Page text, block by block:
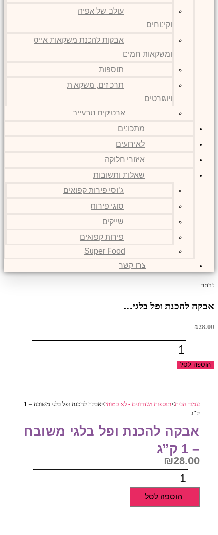
עולם של אפיה
וקינוחים
אבקות להכנת משקאות אייס
ומשקאות חמים
תוספות
תרכיזים, משקאות
ויוגורטים
ארטיקים טבעיים
מתכונים
לאירועים
איזורי חלוקה
שאלות ותשובות
ג’וסי פירות קפואים
סוגי פירות
שייקים
פירות קפואים
Super Food
צרו קשר
נבחר:
אבקה להכנת ופל בלגי…
₪28.00
כמות
אבקה
בלגי
-
1
ק"ג
הוספה לסל
עמוד הבית>תוספות ושדרוגים - לא כמותי>
אבקה להכנת ופל בלגי משובח – 1
ק”ג
אבקה להכנת ופל בלגי משובח
– 1 ק”ג
₪28.00
כמות
של
אבקה
הוספה לסל